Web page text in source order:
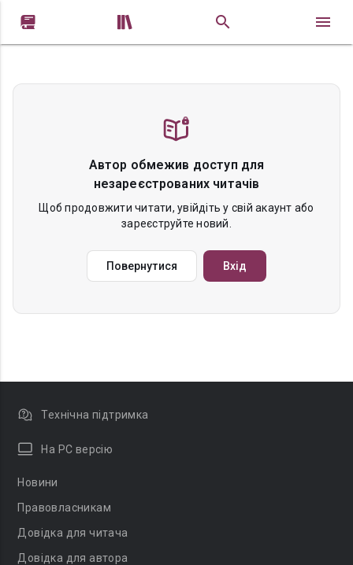
 
Автор обмежив доступ для
незареєстрованих читачів
Щоб продовжити читати, увійдіть у свій акаунт або
зареєструйте новий.
Повернутися Вхід
Технічна підтримка
На PC версію
Новини
Правовласникам
Довідка для читача
Довідка для автора